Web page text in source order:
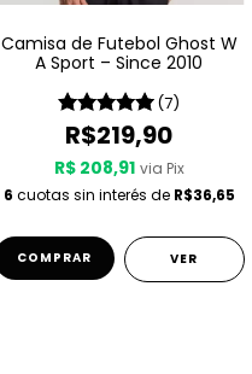
Camisa de Futebol Ghost W
A Sport – Since 2010
(7)
R$219,90
R$ 208,91 via Pix
6 cuotas sin interés de R$36,65
COMPRAR VER